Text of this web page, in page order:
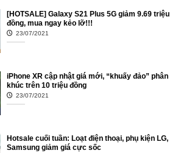
[HOTSALE] Galaxy S21 Plus 5G giảm 9.69 triệu
đồng, mua ngay kẻo lỡ!!!
23/07/2021
iPhone XR cập nhật giá mới, “khuấy đảo” phân
khúc trên 10 triệu đồng
23/07/2021
Hotsale cuối tuần: Loạt điện thoại, phụ kiện LG,
Samsung giảm giá cực sốc